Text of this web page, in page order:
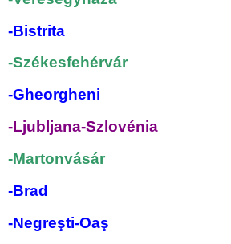
-Bistrita
-Székesfehérvár
-Gheorgheni
-Ljubljana-Szlovénia
-Martonvásár
-Brad
-Negreşti-Oaş